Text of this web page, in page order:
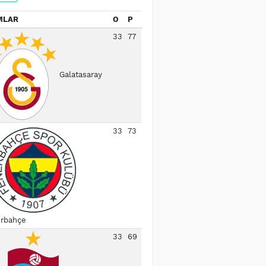
O P
Galatasaray
33 77
33 73
33 69